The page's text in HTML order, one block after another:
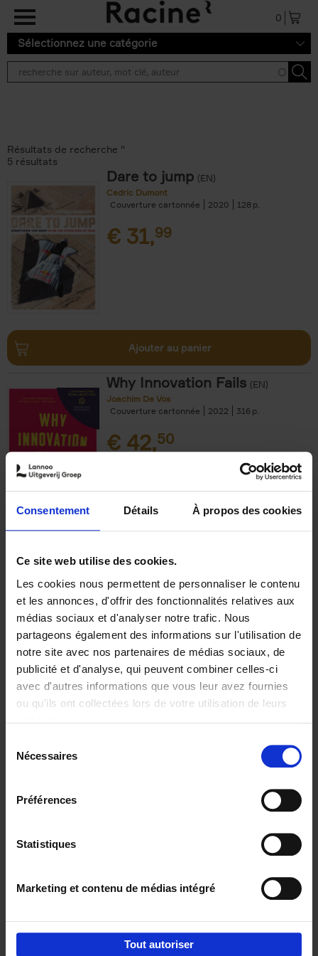
Consentement Détails À propos des cookies
Ce site web utilise des cookies.
Les cookies nous permettent de personnaliser le contenu
et les annonces, d'offrir des fonctionnalités relatives aux
médias sociaux et d'analyser notre trafic. Nous
partageons également des informations sur l'utilisation de
notre site avec nos partenaires de médias sociaux, de
publicité et d'analyse, qui peuvent combiner celles-ci
avec d'autres informations que vous leur avez fournies
ou qu'ils ont collectées lors de votre utilisation de leurs
Nécessaires
Préférences
Statistiques
Marketing et contenu de médias intégré
Tout autoriser
Aller au contenu principal
0
Sélectionnez une catégorie
Résultats de recherche ''
5 résultats
Dare to jump (EN)
Cedric Dumont
Couverture cartonnée
2020 128
€ 31,99
Ajouter au panier
Why Innovation Fails (EN)
Joachim De Vos
Couverture cartonnée
2022 316
€ 42,50
The Uncertainty Principle (EN)
Peter Hinssen
Couverture cartonnée
2025 288
€34,99
(EN)